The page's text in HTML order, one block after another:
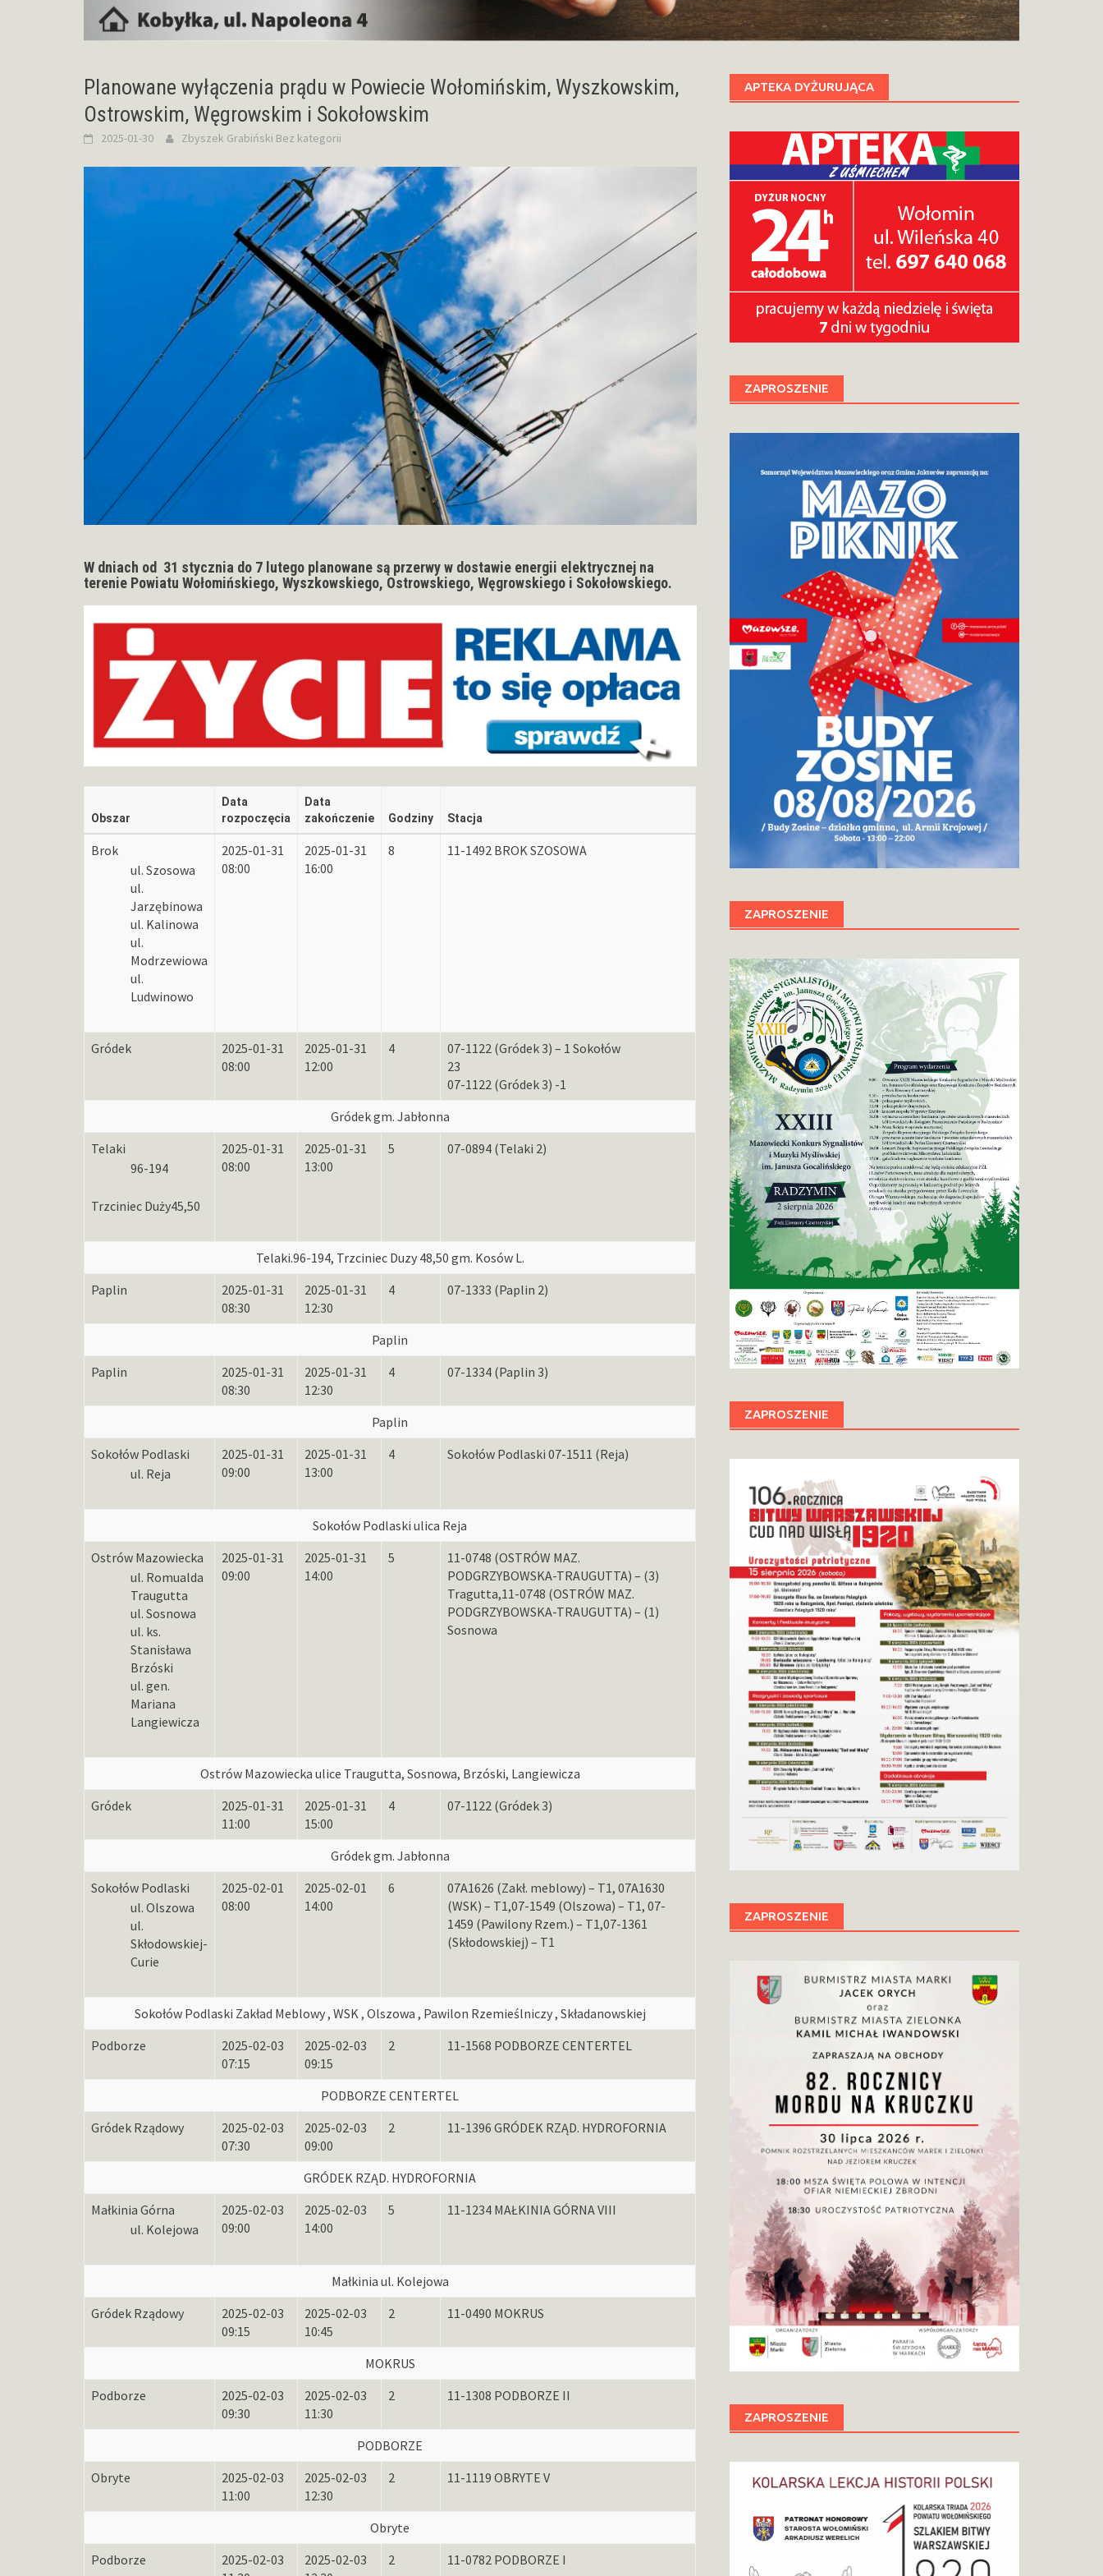
Planowane wyłączenia prądu w Powiecie Wołomińskim, Wyszkowskim,
Ostrowskim, Węgrowskim i Sokołowskim
2025-01-30 Zbyszek Grabiński Bez kategorii
W dniach od 31 stycznia do 7 lutego planowane są przerwy w dostawie energii elektrycznej na
terenie Powiatu Wołomińskiego, Wyszkowskiego, Ostrowskiego, Węgrowskiego i Sokołowskiego.
Obszar
Data
rozpoczęcia
Data
zakończenie
Godziny Stacja
Brok
ul. Szosowa
ul.
Jarzębinowa
ul. Kalinowa
ul.
Modrzewiowa
ul.
Ludwinowo
2025-01-31
08:00
2025-01-31
16:00
8 11-1492 BROK SZOSOWA
Gródek
2025-01-31
08:00
2025-01-31
12:00
4
07-1122 (Gródek 3) – 1 Sokołów
23
07-1122 (Gródek 3) -1
Gródek gm. Jabłonna
Telaki
96-194
Trzciniec Duży45,50
2025-01-31
08:00
2025-01-31
13:00
5 07-0894 (Telaki 2)
Telaki.96-194, Trzciniec Duzy 48,50 gm. Kosów L.
Paplin
2025-01-31
08:30
2025-01-31
12:30
4 07-1333 (Paplin 2)
Paplin
Paplin
2025-01-31
08:30
2025-01-31
12:30
4 07-1334 (Paplin 3)
Paplin
Sokołów Podlaski
ul. Reja
2025-01-31
09:00
2025-01-31
13:00
4 Sokołów Podlaski 07-1511 (Reja)
Sokołów Podlaski ulica Reja
Ostrów Mazowiecka
ul. Romualda
Traugutta
ul. Sosnowa
ul. ks.
Stanisława
Brzóski
ul. gen.
Mariana
Langiewicza
2025-01-31
09:00
2025-01-31
14:00
5
11-0748 (OSTRÓW MAZ.
PODGRZYBOWSKA-TRAUGUTTA) – (3)
Tragutta,11-0748 (OSTRÓW MAZ.
PODGRZYBOWSKA-TRAUGUTTA) – (1)
Sosnowa
Ostrów Mazowiecka ulice Traugutta, Sosnowa, Brzóski, Langiewicza
Gródek
2025-01-31
11:00
2025-01-31
15:00
4 07-1122 (Gródek 3)
Gródek gm. Jabłonna
Sokołów Podlaski
ul. Olszowa
ul.
Skłodowskiej-
Curie
2025-02-01
08:00
2025-02-01
14:00
6
07A1626 (Zakł. meblowy) – T1, 07A1630
(WSK) – T1,07-1549 (Olszowa) – T1, 07-
1459 (Pawilony Rzem.) – T1,07-1361
(Skłodowskiej) – T1
Sokołów Podlaski Zakład Meblowy , WSK , Olszowa , Pawilon Rzemieślniczy , Składanowskiej
Podborze
2025-02-03
07:15
2025-02-03
09:15
2 11-1568 PODBORZE CENTERTEL
PODBORZE CENTERTEL
Gródek Rządowy
2025-02-03
07:30
2025-02-03
09:00
2 11-1396 GRÓDEK RZĄD. HYDROFORNIA
GRÓDEK RZĄD. HYDROFORNIA
Małkinia Górna
ul. Kolejowa
2025-02-03
09:00
2025-02-03
14:00
5 11-1234 MAŁKINIA GÓRNA VIII
Małkinia ul. Kolejowa
Gródek Rządowy
2025-02-03
09:15
2025-02-03
10:45
2 11-0490 MOKRUS
MOKRUS
Podborze
2025-02-03
09:30
2025-02-03
11:30
2 11-1308 PODBORZE II
PODBORZE
Obryte
2025-02-03
11:00
2025-02-03
12:30
2 11-1119 OBRYTE V
Obryte
Podborze
2025-02-03
2025-02-03
2 11-0782 PODBORZE I
APTEKA DYŻURUJĄCA
ZAPROSZENIE
ZAPROSZENIE
ZAPROSZENIE
ZAPROSZENIE
ZAPROSZENIE